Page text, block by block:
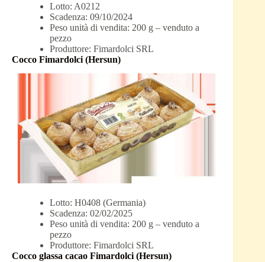
Lotto: A0212
Scadenza: 09/10/2024
Peso unità di vendita: 200 g – venduto a
pezzo
Produttore: Fimardolci SRL
Cocco Fimardolci (Hersun)
Lotto: H0408 (Germania)
Scadenza: 02/02/2025
Peso unità di vendita: 200 g – venduto a
pezzo
Produttore: Fimardolci SRL
Cocco glassa cacao Fimardolci (Hersun)